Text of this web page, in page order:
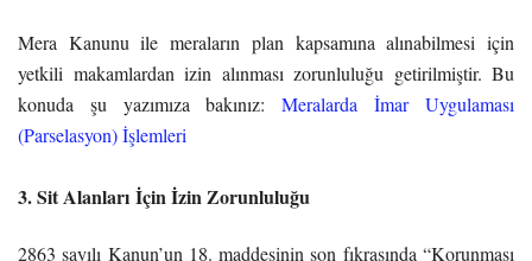
Mera Kanunu ile meraların plan kapsamına alınabilmesi için
yetkili makamlardan izin alınması zorunluluğu getirilmiştir. Bu
konuda şu yazımıza bakınız:Meralarda İmar Uygulaması
(Parselasyon) İşlemleri
3. Sit Alanları İçin İzin Zorunluluğu
2863 sayılı Kanun’un 18. maddesinin son fıkrasında “Korunması